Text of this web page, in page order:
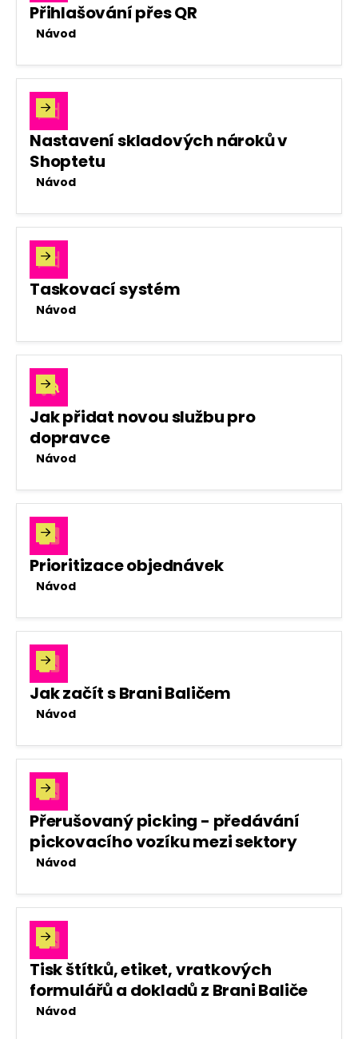
Přihlašování přes QR
Návod
Nastavení skladových nároků v
Shoptetu
Návod

Taskovací systém
Návod

Jak přidat novou službu pro
dopravce
Návod

Prioritizace objednávek
Návod

Jak začít s Brani Baličem
Návod

Přerušovaný picking - předávání
pickovacího vozíku mezi sektory
Návod

Tisk štítků, etiket, vratkových
formulářů a dokladů z Brani Baliče
Návod
